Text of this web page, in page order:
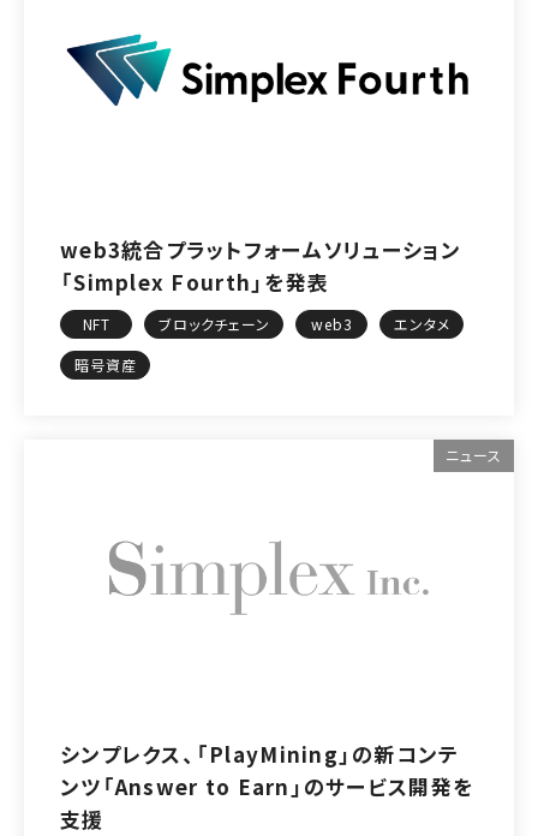
web3統合プラットフォームソリューション
「Simplex Fourth」を発表
NFT ブロックチェーン web3
エンタメ
暗号資産
ニュース
シンプレクス、「PlayMining」の新コンテ
ンツ「Answer to Earn」のサービス開発を
支援